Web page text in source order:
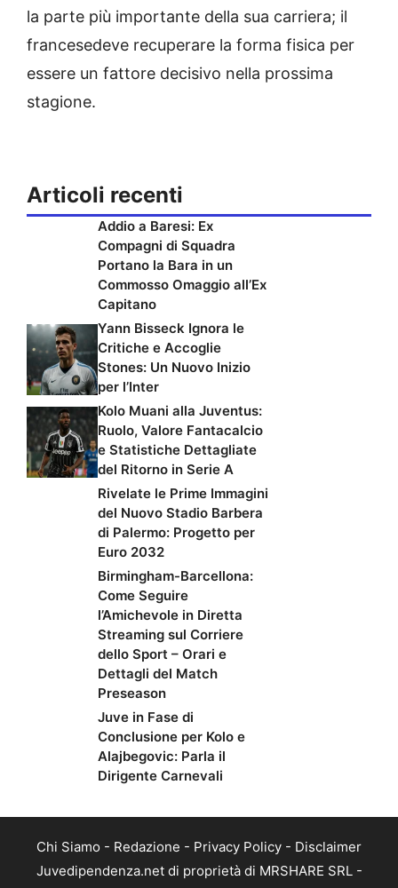
la parte più importante della sua carriera; il
francesedeve recuperare la forma fisica per
essere un fattore decisivo nella prossima
stagione.
Articoli recenti
Addio a Baresi: Ex
Compagni di Squadra
Portano la Bara in un
Commosso Omaggio all’Ex
Capitano
Yann Bisseck Ignora le
Critiche e Accoglie
Stones: Un Nuovo Inizio
per l’Inter
Kolo Muani alla Juventus:
Ruolo, Valore Fantacalcio
e Statistiche Dettagliate
del Ritorno in Serie A
Rivelate le Prime Immagini
del Nuovo Stadio Barbera
di Palermo: Progetto per
Euro 2032
Birmingham-Barcellona:
Come Seguire
l’Amichevole in Diretta
Streaming sul Corriere
dello Sport – Orari e
Dettagli del Match
Preseason
Juve in Fase di
Conclusione per Kolo e
Alajbegovic: Parla il
Dirigente Carnevali
Chi Siamo - Redazione - Privacy Policy - Disclaimer
Juvedipendenza.net di proprietà di MRSHARE SRL -